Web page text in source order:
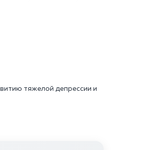
тяжелой депрессии и